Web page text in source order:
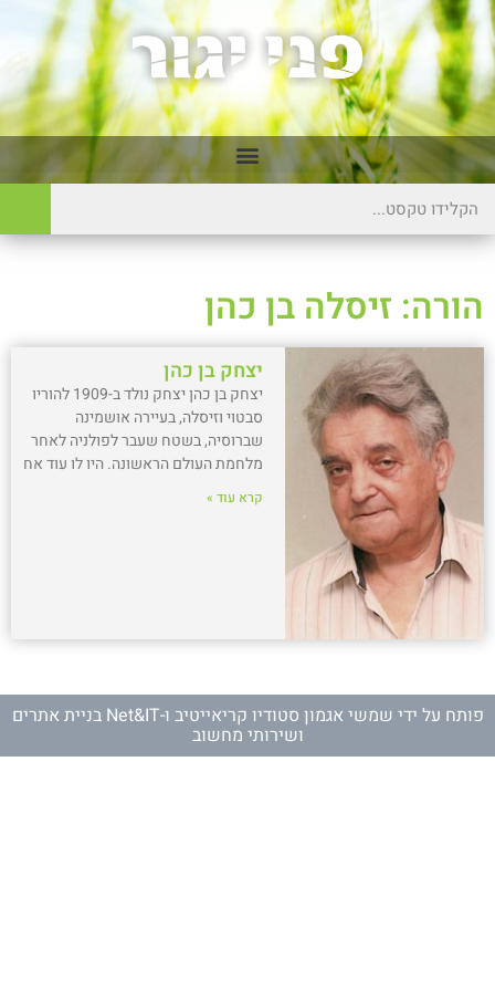
הורה: זיסלה בן כהן
יצחק בן כהן
יצחק בן כהן יצחק נולד ב-1909 להוריו
סבטוי וזיסלה, בעיירה אושמינה
שברוסיה, בשטח שעבר לפולניה לאחר
מלחמת העולם הראשונה. היו לו עוד אח
קרא עוד »
פותח על ידי שמשי אגמון סטודיו קריאייטיב ו- Net&IT בניית אתרים
ושירותי מחשוב